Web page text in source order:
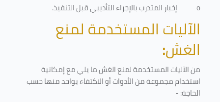
o
إخبار المتدرب بالإجراء التأديبي قبل التنفيذ.
الآليات المستخدمة لمنع
الغش:
من الآليات المستخدمة لمنع الغش ما يلي مع إمكانية
استخدام مجموعة من الأدوات أو الاكتفاء بواحد منها حسب
الحاجة: -